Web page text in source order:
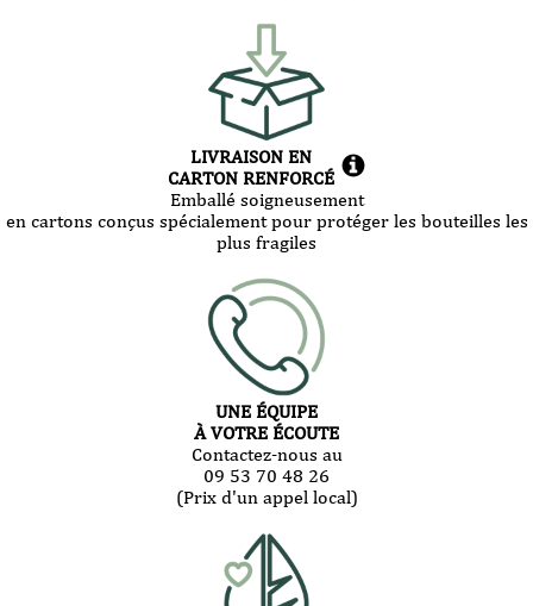
LIVRAISON EN
CARTON RENFORCÉ
Emballé soigneusement
en cartons conçus spécialement pour protéger les bouteilles les
plus fragiles
UNE ÉQUIPE
À VOTRE ÉCOUTE
Contactez-nous au
09 53 70 48 26
(Prix d'un appel local)